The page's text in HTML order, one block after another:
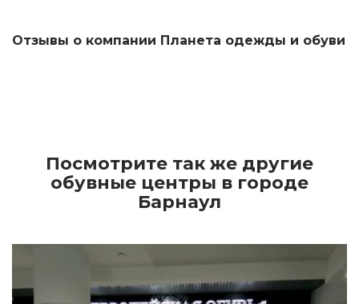
Отзывы о компании Планета одежды и обуви
Посмотрите так же другие
обувные центры в городе
Барнаул